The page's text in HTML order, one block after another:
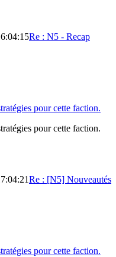
Re : N5 - Recap
pour cette faction.
pour cette faction.
Re : [N5] Nouveautés
pour cette faction.